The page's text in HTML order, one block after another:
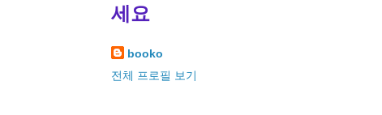
세요
booko
전체 프로필 보기